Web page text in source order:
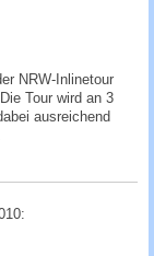
NRW-Inlinetour
Tour wird an 3
ausreichend